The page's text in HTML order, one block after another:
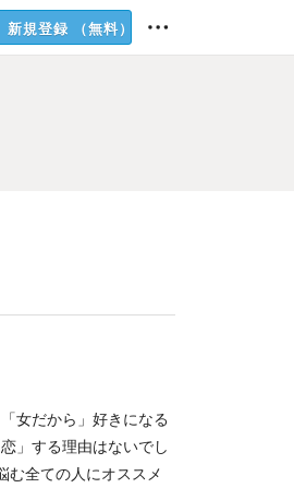
新規登録 （無料）
女だから」好きになる
」する理由はないでし
む全ての人にオススメ